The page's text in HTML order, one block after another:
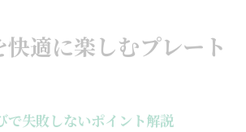
肉プレートの新常識
ルの減煙性能が家庭で活躍する理
快適に楽しむプレート
で失敗しないポイント解説